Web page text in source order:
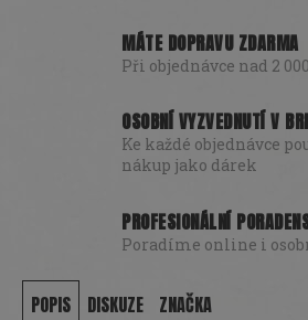
MÁTE DOPRAVU ZDARMA
Při objednávce nad 2
OSOBNÍ VYZVEDNUTÍ V
Ke každé objednávce
nákup jako dárek
PROFESIONÁLNÍ
Poradíme online i
POPIS DISKUZE ZNAČKA